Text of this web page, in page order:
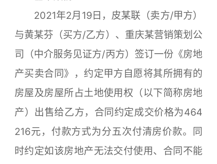
2021年2月19日，皮某联（卖方/甲方）
与黄某芬（买方/乙方）、重庆某营销策划公
司（中介服务见证方/丙方）签订一份《房地
产买卖合同》，约定甲方自愿将其所拥有的
房屋及房屋所占土地使用权（以下简称房地
产）出售给乙方，合同约定成交价格为464
216元，付款方式为分五次付清房价款。同
时约定如该房地产无法交付使用、合同不能